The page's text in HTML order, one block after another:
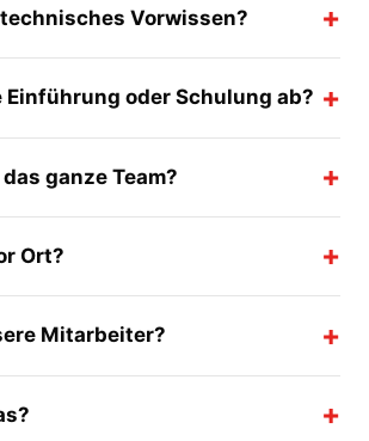
Vorwissen?
oder Schulung ab?
ganze Team?
Ort?
Mitarbeiter?